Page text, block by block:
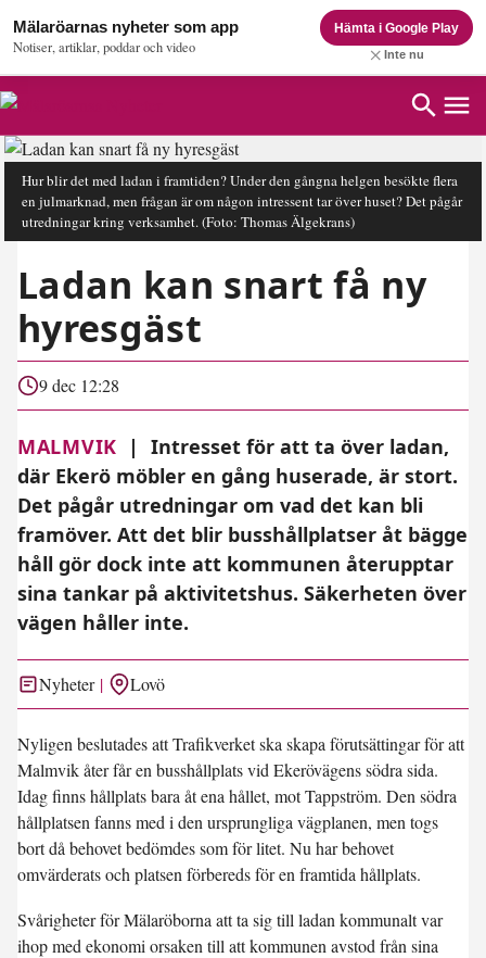
Mälaröarnas nyheter som app
Notiser, artiklar, poddar och video
Hämta i Google Play
Inte nu
Hur blir det med ladan i framtiden? Under den gångna helgen besökte flera
en julmarknad, men frågan är om någon intressent tar över huset? Det pågår
utredningar kring verksamhet.(Foto: Thomas Älgekrans)
Ladan kan snart få ny
hyresgäst
9 dec 12:28
MALMVIK |
Intresset för att ta över ladan,
där Ekerö möbler en gång huserade, är stort.
Det pågår utredningar om vad det kan bli
framöver. Att det blir busshållplatser åt bägge
håll gör dock inte att kommunen återupptar
sina tankar på aktivitetshus. Säkerheten över
vägen håller inte.
Nyheter Lovö
Nyligen beslutades att Trafikverket ska skapa förutsättingar för att
Malmvik åter får en busshållplats vid Ekerövägens södra sida.
Idag finns hållplats bara åt ena hållet, mot Tappström. Den södra
hållplatsen fanns med i den ursprungliga vägplanen, men togs
bort då behovet bedömdes som för litet. Nu har behovet
omvärderats och platsen förbereds för en framtida hållplats.
Svårigheter för Mälaröborna att ta sig till ladan kommunalt var
ihop med ekonomi orsaken till att kommunen avstod från sina